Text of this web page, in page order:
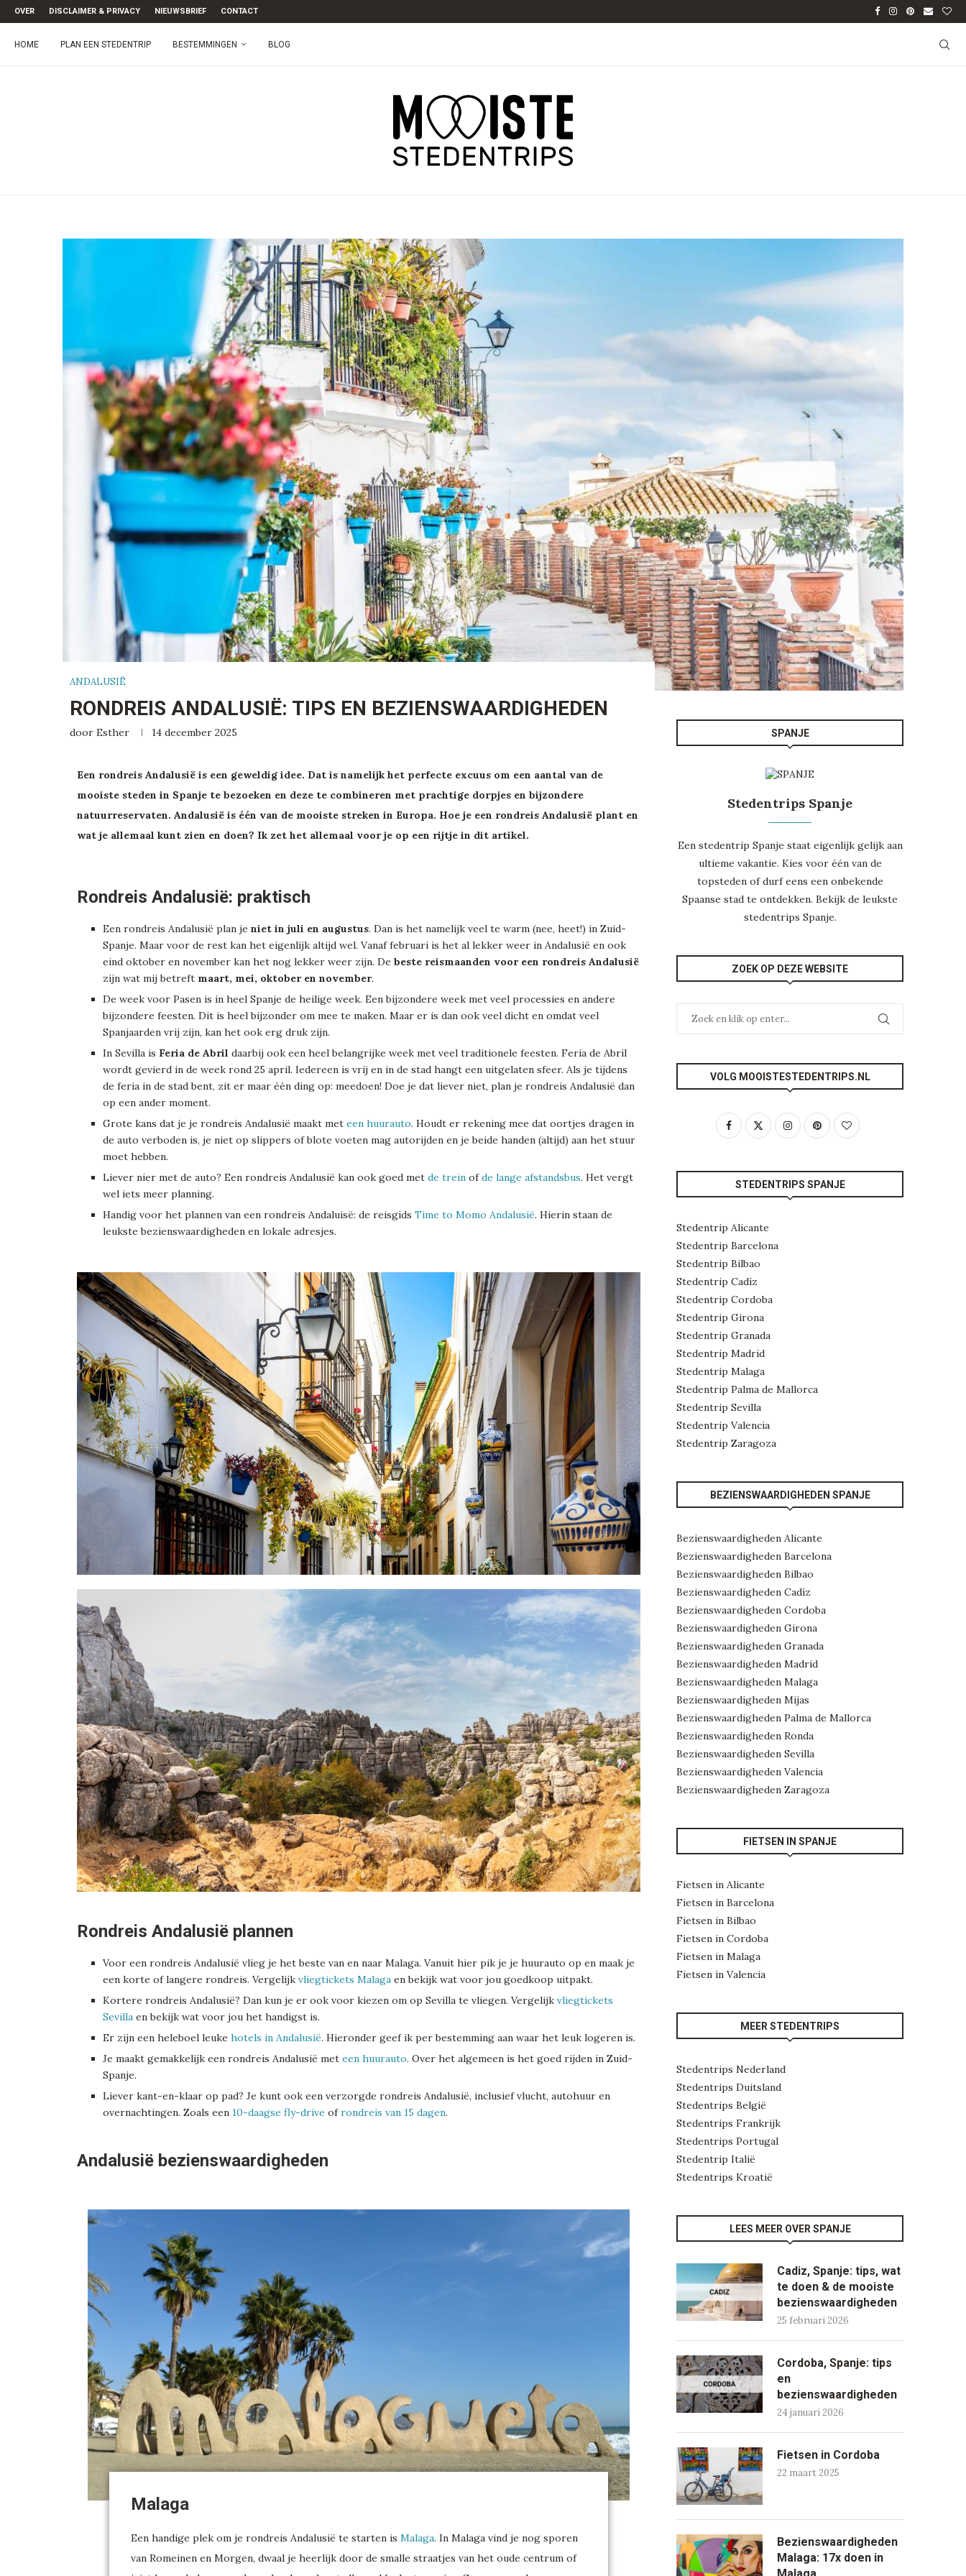
OVER DISCLAIMER & PRIVACY NIEUWSBRIEF CONTACT
HOME PLAN EEN STEDENTRIP BESTEMMINGEN BLOG
ANDALUSIË
RONDREIS ANDALUSIË: TIPS EN BEZIENSWAARDIGHEDEN
door Esther 14 december 2025
Een rondreis Andalusië is een geweldig idee. Dat is namelijk het perfecte excuus om een aantal van de
mooiste steden in Spanje te bezoeken en deze te combineren met prachtige dorpjes en bijzondere
natuurreservaten. Andalusië is één van de mooiste streken in Europa. Hoe je een rondreis Andalusië plant en
wat je allemaal kunt zien en doen? Ik zet het allemaal voor je op een rijtje in dit artikel.
Rondreis Andalusië: praktisch
Een rondreis Andalusië plan je niet in juli en augustus. Dan is het namelijk veel te warm (nee, heet!) in Zuid-
Spanje. Maar voor de rest kan het eigenlijk altijd wel. Vanaf februari is het al lekker weer in Andalusië en ook
eind oktober en november kan het nog lekker weer zijn. De beste reismaanden voor een rondreis Andalusië
zijn wat mij betreft maart, mei, oktober en november.
De week voor Pasen is in heel Spanje de heilige week. Een bijzondere week met veel processies en andere
bijzondere feesten. Dit is heel bijzonder om mee te maken. Maar er is dan ook veel dicht en omdat veel
Spanjaarden vrij zijn, kan het ook erg druk zijn.
In Sevilla is Feria de Abril daarbij ook een heel belangrijke week met veel traditionele feesten. Feria de Abril
wordt gevierd in de week rond 25 april. Iedereen is vrij en in de stad hangt een uitgelaten sfeer. Als je tijdens
de feria in de stad bent, zit er maar één ding op: meedoen! Doe je dat liever niet, plan je rondreis Andalusië dan
op een ander moment.
Grote kans dat je je rondreis Andalusië maakt met een huurauto. Houdt er rekening mee dat oortjes dragen in
de auto verboden is, je niet op slippers of blote voeten mag autorijden en je beide handen (altijd) aan het stuur
moet hebben.
Liever nier met de auto? Een rondreis Andalusië kan ook goed met de trein ofde lange afstandsbus. Het vergt
wel iets meer planning.
Handig voor het plannen van een rondreis Andaluisë: de reisgids Time to Momo Andalusië. Hierin staan de
leukste bezienswaardigheden en lokale adresjes.
Rondreis Andalusië plannen
Voor een rondreis Andalusië vlieg je het beste van en naar Malaga. Vanuit hier pik je je huurauto op en maak je
een korte of langere rondreis. Vergelijk vliegtickets Malaga en bekijk wat voor jou goedkoop uitpakt.
Kortere rondreis Andalusië? Dan kun je er ook voor kiezen om op Sevilla te vliegen. Vergelijk vliegtickets
Sevilla en bekijk wat voor jou het handigst is.
Er zijn een heleboel leuke hotels in Andalusië. Hieronder geef ik per bestemming aan waar het leuk logeren is.
Je maakt gemakkelijk een rondreis Andalusië met een huurauto. Over het algemeen is het goed rijden in Zuid-
Spanje.
Liever kant-en-klaar op pad? Je kunt ook een verzorgde rondreis Andalusië, inclusief vlucht, autohuur en
overnachtingen. Zoals een 10-daagse fly-drive ofrondreis van 15 dagen.
Andalusië bezienswaardigheden
Malaga
Een handige plek om je rondreis Andalusië te starten is Malaga. In Malaga vind je nog sporen
van Romeinen en Morgen, dwaal je heerlijk door de smalle straatjes van het oude centrum of
SPANJE
Stedentrips Spanje
Een stedentrip Spanje staat eigenlijk gelijk aan
ultieme vakantie. Kies voor één van de
topsteden of durf eens een onbekende
Spaanse stad te ontdekken. Bekijk de leukste
stedentrips Spanje.
ZOEK OP DEZE WEBSITE
VOLG MOOISTESTEDENTRIPS.NL
STEDENTRIPS SPANJE
Stedentrip Alicante
Stedentrip Barcelona
Stedentrip Bilbao
Stedentrip Cadíz
Stedentrip Cordoba
Stedentrip Girona
Stedentrip Granada
Stedentrip Madrid
Stedentrip Malaga
Stedentrip Palma de Mallorca
Stedentrip Sevilla
Stedentrip Valencia
Stedentrip Zaragoza
BEZIENSWAARDIGHEDEN SPANJE
Bezienswaardigheden Alicante
Bezienswaardigheden Barcelona
Bezienswaardigheden Bilbao
Bezienswaardigheden Cadíz
Bezienswaardigheden Cordoba
Bezienswaardigheden Girona
Bezienswaardigheden Granada
Bezienswaardigheden Madrid
Bezienswaardigheden Malaga
Bezienswaardigheden Mijas
Bezienswaardigheden Palma de Mallorca
Bezienswaardigheden Ronda
Bezienswaardigheden Sevilla
Bezienswaardigheden Valencia
Bezienswaardigheden Zaragoza
FIETSEN IN SPANJE
Fietsen in Alicante
Fietsen in Barcelona
Fietsen in Bilbao
Fietsen in Cordoba
Fietsen in Malaga
Fietsen in Valencia
MEER STEDENTRIPS
Stedentrips Nederland
Stedentrips Duitsland
Stedentrips België
Stedentrips Frankrijk
Stedentrips Portugal
Stedentrip Italië
Stedentrips Kroatië
LEES MEER OVER SPANJE
Cadiz, Spanje: tips, wat
te doen & de mooiste
bezienswaardigheden
25 februari 2026
Cordoba, Spanje: tips
en
bezienswaardigheden
24 januari 2026
Fietsen in Cordoba
22 maart 2025
Bezienswaardigheden
Malaga: 17x doen in
Malaga